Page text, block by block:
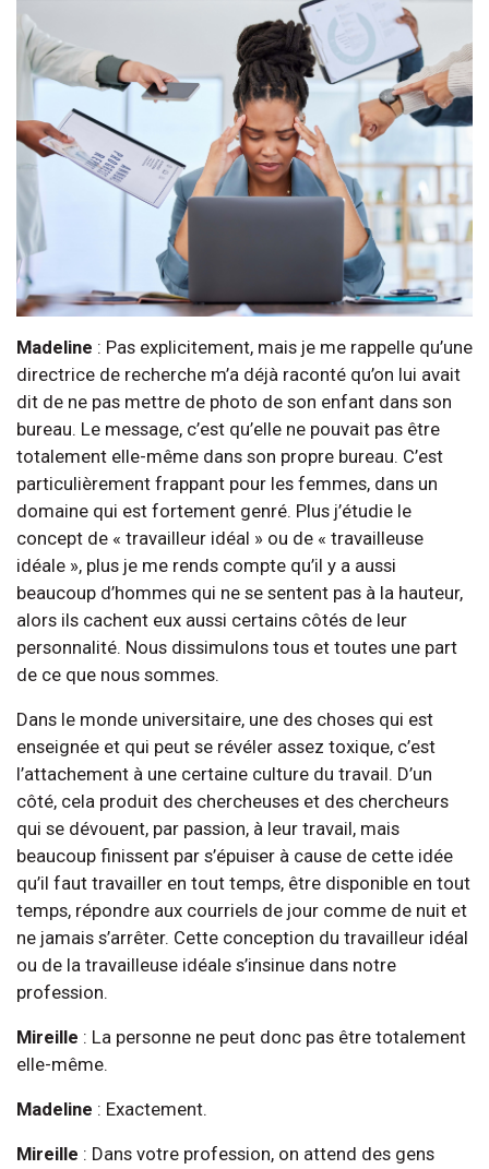
Madeline : Pas explicitement, mais je me rappelle qu’une
directrice de recherche m’a déjà raconté qu’on lui avait
dit de ne pas mettre de photo de son enfant dans son
bureau. Le message, c’est qu’elle ne pouvait pas être
totalement elle-même dans son propre bureau. C’est
particulièrement frappant pour les femmes, dans un
domaine qui est fortement genré. Plus j’étudie le
concept de « travailleur idéal » ou de « travailleuse
idéale », plus je me rends compte qu’il y a aussi
beaucoup d’hommes qui ne se sentent pas à la hauteur,
alors ils cachent eux aussi certains côtés de leur
personnalité. Nous dissimulons tous et toutes une part
de ce que nous sommes.
Dans le monde universitaire, une des choses qui est
enseignée et qui peut se révéler assez toxique, c’est
l’attachement à une certaine culture du travail. D’un
côté, cela produit des chercheuses et des chercheurs
qui se dévouent, par passion, à leur travail, mais
beaucoup finissent par s’épuiser à cause de cette idée
qu’il faut travailler en tout temps, être disponible en tout
temps, répondre aux courriels de jour comme de nuit et
ne jamais s’arrêter. Cette conception du travailleur idéal
ou de la travailleuse idéale s’insinue dans notre
profession.
Mireille : La personne ne peut donc pas être totalement
elle-même.
Madeline : Exactement.
Mireille : Dans votre profession, on attend des gens